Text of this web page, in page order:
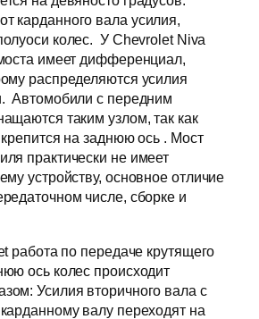
карданного вала усилия,
колес. У Chevrolet Niva
имеет дифференциал,
распределяются усилия
Автомобили с передним
таким узлом, так как
на заднюю ось . Мост
практически не имеет
устройству, основное отличие
числе, сборке и
работа по передаче крутящего
ось колес происходит
Усилия вторичного вала с
валу переходят на